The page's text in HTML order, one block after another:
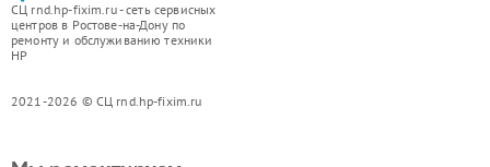
СЦ rnd.hp-fixim.ru - сеть сервисных
центров в Ростове-на-Дону по
ремонту и обслуживанию техники
HP
2021-2026 © СЦ rnd.hp-fixim.ru